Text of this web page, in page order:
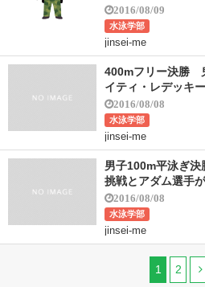
2016/08/09
水泳学部
jinsei-me
400mフリー決勝
イティ・レデッキー
2016/08/08
水泳学部
jinsei-me
男子100m平泳ぎ
挑戦とアダム選手
2016/08/08
水泳学部
jinsei-me
1 2